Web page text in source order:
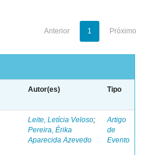
Anterior 1 Próximo
Autor(es) Tipo
Leite, Letícia Veloso;
Pereira, Érika
Aparecida Azevedo
Artigo
de
Evento